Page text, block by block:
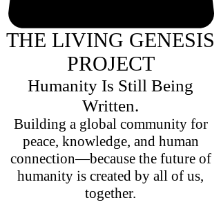
THE LIVING GENESIS
PROJECT
Humanity Is Still Being
Written.
Building a global community for
peace, knowledge, and human
connection—because the future of
humanity is created by all of us,
together.